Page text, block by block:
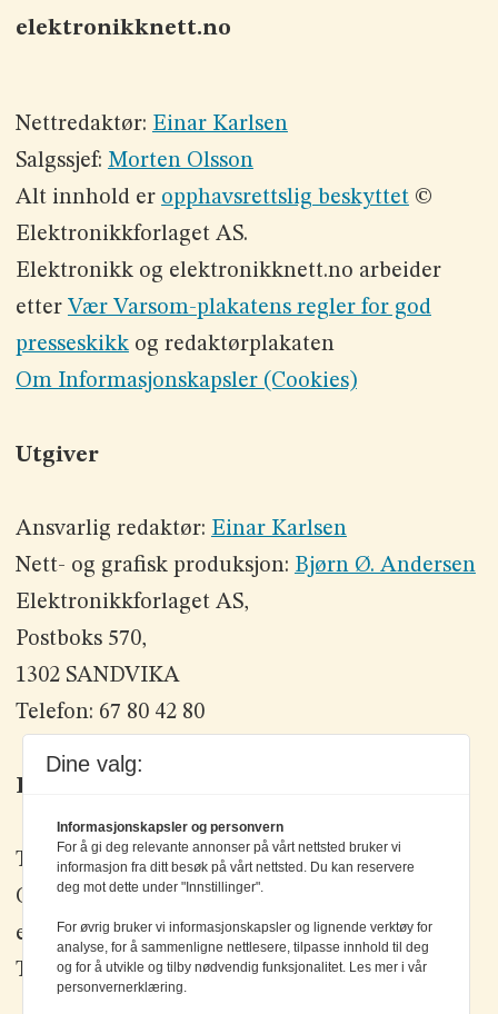
elektronikknett.no
Nettredaktør: Einar Karlsen
Salgssjef: Morten Olsson
Alt innhold er opphavsrettslig beskyttet©
Elektronikkforlaget AS.
Elektronikk og elektronikknett.no arbeider
etter Vær Varsom-plakatens regler for god
presseskikkog redaktørplakaten
Om Informasjonskapsler (Cookies)
Utgiver
Ansvarlig redaktør: Einar Karlsen
Nett- og grafisk produksjon: Bjørn Ø. Andersen
Elektronikkforlaget AS,
Postboks 570,
1302 SANDVIKA
Telefon: 67 80 42 80
Kontakt oss
Tlf: +47 67 80 42 80
Olav Brunborgs vei 6, 1396 Billingstad
epost: elektronikk@elektronikkforlaget.no
Tips oss:tips@elektronikkforlaget.no
Dine valg:
Informasjonskapsler og personvern
For å gi deg relevante annonser på vårt nettsted bruker vi
informasjon fra ditt besøk på vårt nettsted. Du kan reservere
deg mot dette under "Innstillinger".
For øvrig bruker vi informasjonskapsler og lignende verktøy for
analyse, for å sammenligne nettlesere, tilpasse innhold til deg
og for å utvikle og tilby nødvendig funksjonalitet. Les mer i vår
personvernerklæring.